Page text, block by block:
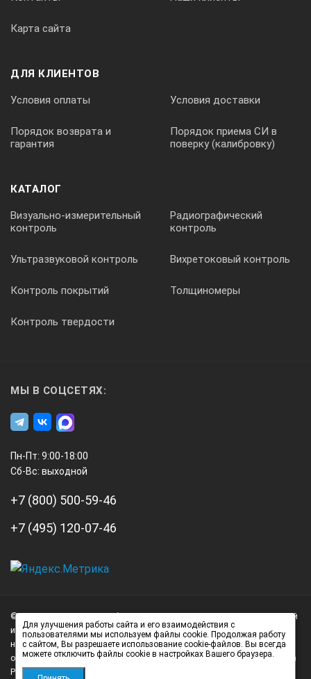
Карта сайта
ДЛЯ КЛИЕНТОВ
Условия оплаты Условия доставки
Порядок возврата и
гарантия
Порядок приема СИ в
поверку (калибровку)
КАТАЛОГ
Визуально-измерительный
контроль
Радиографический
контроль
Ультразвуковой контроль Вихретоковый контроль
Контроль покрытий Толщиномеры
Контроль твердости
МЫ В СОЦСЕТЯХ:
Пн-Пт: 9:00-18:00
Сб-Вс: выходной
+7 (800) 500-59-46
+7 (495) 120-07-46
Нагорный
проезд
д.7
стр.
© 2026 А3 Инжиниринг Обращаем Ваше внимание на то, что данный
интернет-сайт носит исключительно информационный характер и
ни при каких условиях не является публичной офертой,
определяемой положениями статьи 437 (2) Гражданского кодекса
Российской Федерации.
Для улучшения работы сайта и его взаимодействия с
пользователями мы используем файлы cookie. Продолжая работу
с сайтом, Вы разрешаете использование cookie-файлов. Вы всегда
можете отключить файлы cookie в настройках Вашего браузера.